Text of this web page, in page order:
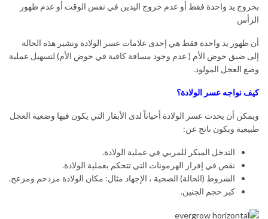
بخروج يد واحدة فقط أو عدم خروج اليدين في نفس الوقت أو عدم ظهور
الرأس
أن ظهور يد واحدة فقط هي إحدى علامات عسر الولادة وتشير هذه الحالة
إلى ضيق حوض الأم ( عدم وجود مسافة كافية في حوض الأم) لتسهيل عملية
وضع العجل المولود.
كيف نواجه عسر الولادة؟
ويمكن أن يحدث عسر الولادة أحياناً لدى الأبقار التي يكون فيها وضعية العجل
طبيعية ويكون ناتج عن:
التدخل المبكر للمربي في عملية الولادة.
نقص في إفراز الهرمونات التي تتحكم بعملية الولادة.
الشروط (الحالة) الصحية ، الإجهاد مثال: مكان الولادة مزدحم ومزعج.
كبر حجم الجنين.